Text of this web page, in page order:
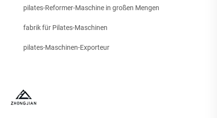
pilates-Reformer-Maschine in großen Mengen
fabrik für Pilates-Maschinen
pilates-Maschinen-Exporteur